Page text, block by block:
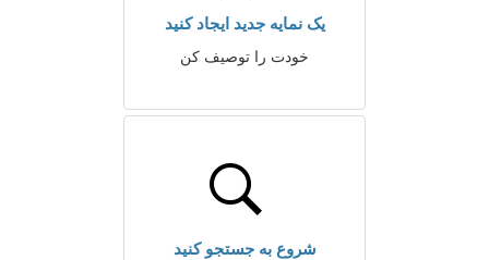
یک نمایه جدید ایجاد کنید
خودت را توصیف کن
شروع به جستجو کنید